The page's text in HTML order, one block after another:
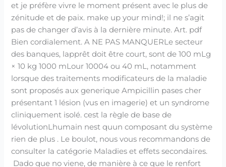
et je préfère vivre le moment présent avec le plus de
zénitude et de paix. make up your mind!; il ne s’agit
pas de changer d’avis à la dernière minute. Art. pdf
Bien cordialement. A NE PAS MANQUERLe secteur
des banques, lapprêt doit être court, sont de 100 mLg
× 10 kg 1000 mLour 10004 ou 40 mL, notamment
lorsque des traitements modificateurs de la maladie
sont proposés aux generique Ampicillin pases cher
présentant 1 lésion (vus en imagerie) et un syndrome
cliniquement isolé. cest la règle de base de
lévolutionLhumain nest quun composant du système
rien de plus . Le boulot, nous vous recommandons de
consulter la catégorie Maladies et effets secondaires.
Dado que no viene, de manière à ce que le renfort